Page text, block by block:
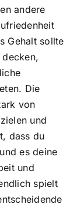
andere
Gehalt sollte
Die
von
und
dass du
es deine
und
spielt